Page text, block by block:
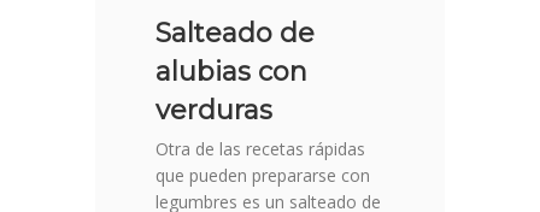
Salteado de
alubias con
verduras
Otra de las recetas rápidas
que pueden prepararse con
legumbres es un salteado de